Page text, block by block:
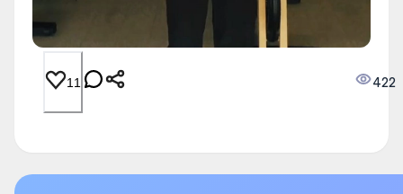
11 422